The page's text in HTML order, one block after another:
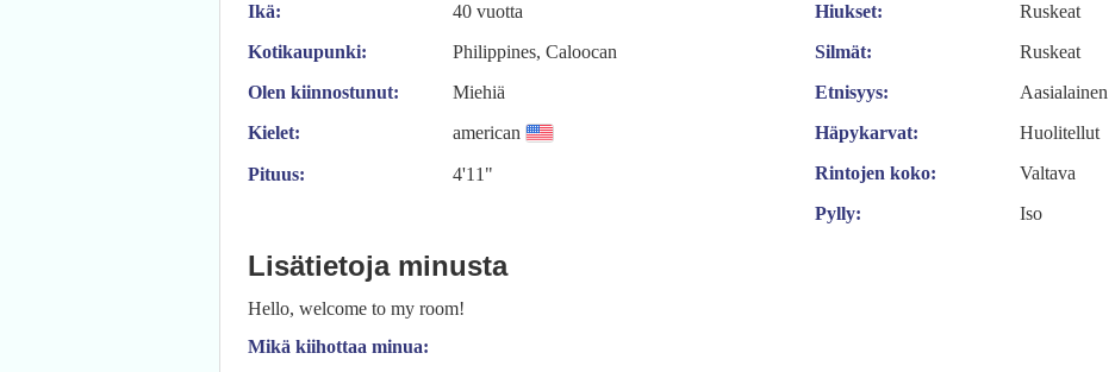
Ikä:
40 vuotta
Kotikaupunki:
Philippines, Caloocan
Olen kiinnostunut:
Miehiä
Kielet:
american
Pituus: 4'11"
Hiukset:
Ruskeat
Silmät:
Ruskeat
Etnisyys:
Aasialainen
Häpykarvat:
Huolitellut
Rintojen koko:
Valtava
Pylly:
Iso
Lisätietoja minusta
Hello, welcome to my room!
Mikä kiihottaa minua: